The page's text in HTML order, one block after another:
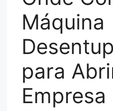
Máquina
para
Empresa